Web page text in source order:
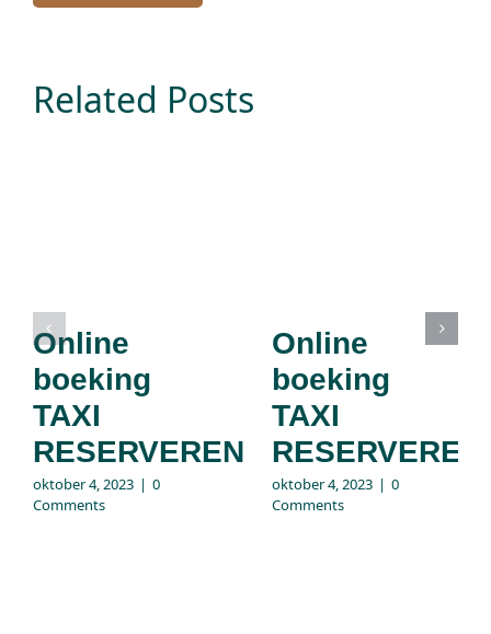
Related Posts
Online
boeking
TAXI
RESERVEREN
oktober 4, 2023 | 0
Comments
Online
boeking
TAXI
RESERVEREN
oktober 4, 2023 | 0
Comments